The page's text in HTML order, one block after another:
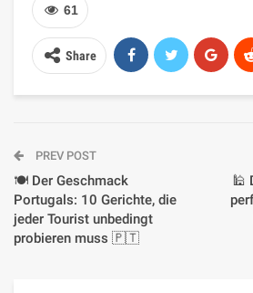
61
Share
PREV POST
🍽️ Der Geschmack
Portugals: 10 Gerichte, die
jeder Tourist unbedingt
probieren muss 🇵🇹
🕌